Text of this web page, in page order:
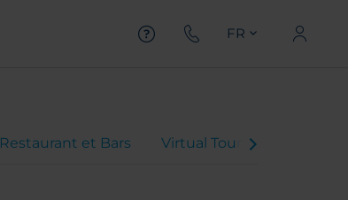
FR
Restaurant et Bars Virtual Tour